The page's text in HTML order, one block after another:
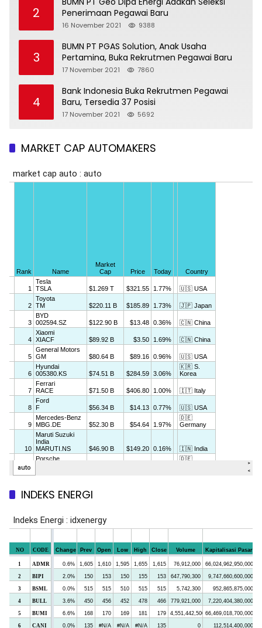
2
Penerimaan Pegawai Baru
16 November 2021 9388
3
BUMN PT PGAS Solution, Anak Usaha
Pertamina, Buka Rekrutmen Pegawai Baru
17 November 2021 7860
4
Bank Indonesia Buka Rekrutmen Pegawai
Baru, Tersedia 37 Posisi
17 November 2021 5692
MARKET CAP AUTOMAKERS
INDEKS ENERGI